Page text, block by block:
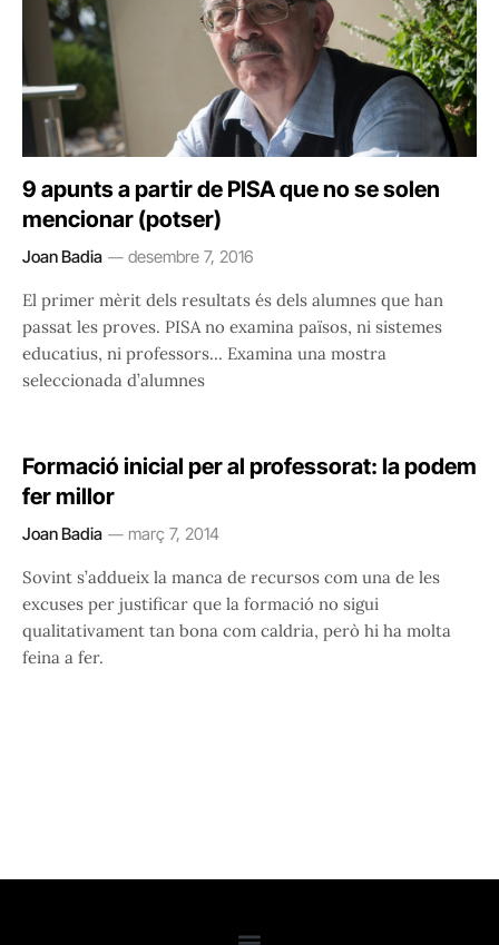
9 apunts a partir de PISA que no se solen
mencionar (potser)
Joan Badia desembre 7, 2016
El primer mèrit dels resultats és dels alumnes que han
passat les proves. PISA no examina països, ni sistemes
educatius, ni professors… Examina una mostra
seleccionada d’alumnes
Formació inicial per al professorat: la podem
fer millor
Joan Badia març 7, 2014
Sovint s’addueix la manca de recursos com una de les
excuses per justificar que la formació no sigui
qualitativament tan bona com caldria, però hi ha molta
feina a fer.